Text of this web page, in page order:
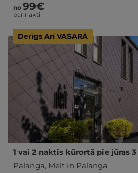
no 99€
par nakti
Derīgs Arī VASARĀ
1 vai 2 naktis kūrortā pie jūras 3
Palanga, Melt in Palanga